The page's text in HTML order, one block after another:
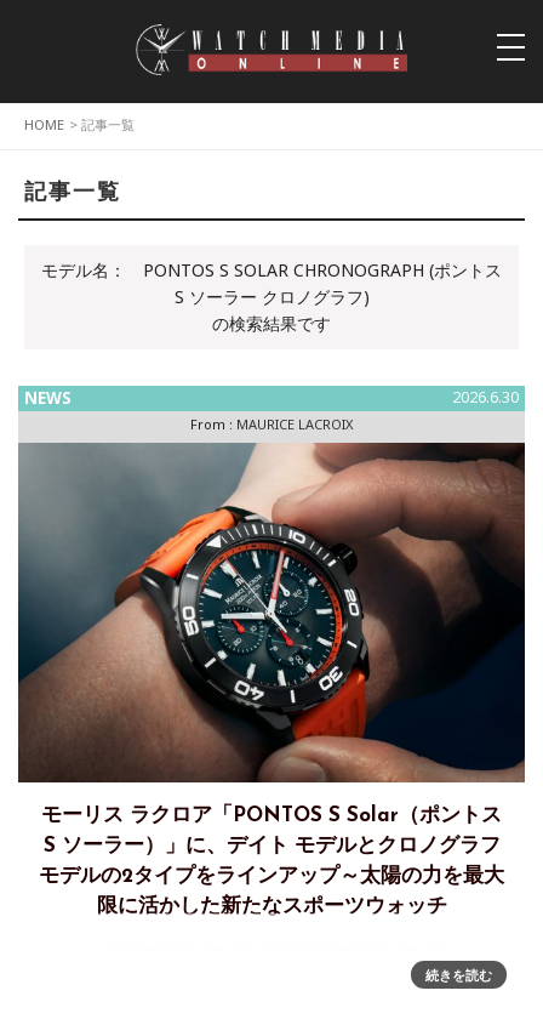
HOME > 記事一覧
記事一覧
モデル名：
PONTOS S SOLAR CHRONOGRAPH (ポントス
S ソーラー クロノグラフ)
の検索結果です
NEWS 2026.6.30
From : MAURICE LACROIX
モーリス ラクロア「PONTOS S Solar（ポントス
S ソーラー）」に、デイト モデルとクロノグラフ
モデルの2タイプをラインアップ～太陽の力を最大
限に活かした新たなスポーツウォッチ
CHRONOGRAPH」、太陽の力を最大限に活かした新たなスポ
続きを読む